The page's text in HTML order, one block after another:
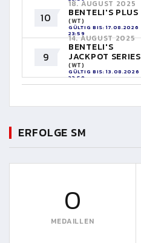
10
18. AUGUST 2025
BENTELI'S PLUS
(WT)
GÜLTIG BIS: 17.08.2026
23:59
9
14. AUGUST 2025
BENTELI'S
JACKPOT SERIES
(WT)
GÜLTIG BIS: 13.08.2026
23:59
ERFOLGE SM
0
MEDAILLEN